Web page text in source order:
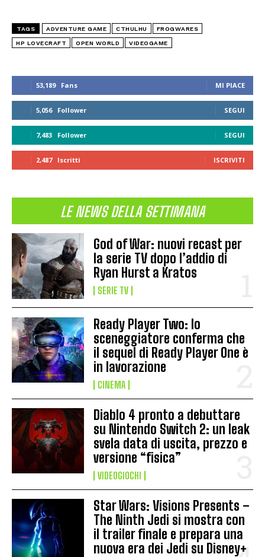
53,189 Fans MI PIACE
5,056 Follower SEGUI
7,483 Follower SEGUI
2,487 Iscritti ISCRIVITI
LE NEWS DELLA SETTIMANA
God of War: nuovi recast per
la serie TV dopo l’addio di
Ryan Hurst a Kratos
SERIE TV
Ready Player Two: lo
sceneggiatore conferma che
il sequel di Ready Player One è
in lavorazione
CINEMA
Diablo 4 pronto a debuttare
su Nintendo Switch 2: un leak
svela data di uscita, prezzo e
versione “fisica”
VIDEOGIOCHI
Star Wars: Visions Presents –
The Ninth Jedi si mostra con
il trailer finale e prepara una
nuova era dei Jedi su Disney+
TAGS ADVENTURE GAME CTHULHU FROGWARES
HP LOVECRAFT OPEN WORLD VIDEOGAME